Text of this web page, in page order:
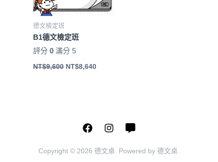
德文檢定班
B1德文檢定班
評分0 滿分 5
NT$9,600 NT$8,640
Copyright © 2026 德文桌. Powered by 德文桌.